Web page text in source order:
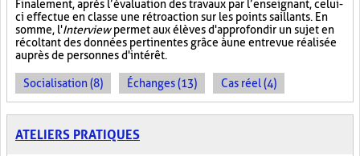
Finalement, après l’évaluation des travaux par l’enseignant, celui-
ci effectue en classe une rétroaction sur les points saillants. En
somme, l'Interviewpermet aux élèves d'approfondir un sujet en
récoltant des données pertinentes grâce à une entrevue réalisée
auprès de personnes d'intérêt.
Socialisation (8) Échanges (13) Cas réel (4)
ATELIERS PRATIQUES